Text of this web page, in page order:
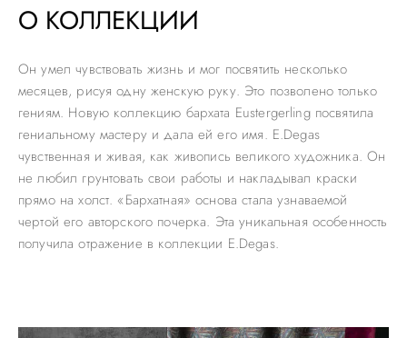
О КОЛЛЕКЦИИ
Он умел чувствовать жизнь и мог посвятить несколько
месяцев, рисуя одну женскую руку. Это позволено только
гениям. Новую коллекцию бархата Eustergerling посвятила
гениальному мастеру и дала ей его имя. E.Degas
чувственная и живая, как живопись великого художника. Он
не любил грунтовать свои работы и накладывал краски
прямо на холст. «Бархатная» основа стала узнаваемой
чертой его авторского почерка. Эта уникальная особенность
получила отражение в коллекции E.Degas.